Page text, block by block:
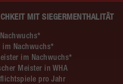
MIT SIEGERMENTHALITÄT
im Nachwuchs*
im Nachwuchs*
Meister in WHA
pro Jahr